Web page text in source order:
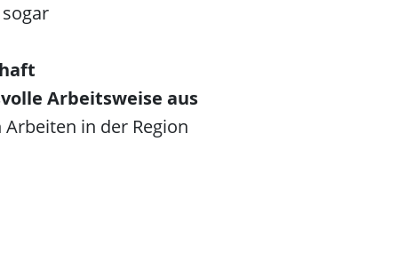
Arbeitsweise aus
in der Region